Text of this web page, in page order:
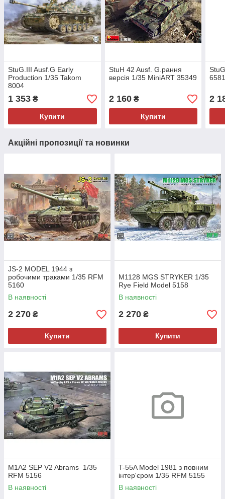
StuG.III Ausf.G Early
Production 1/35 Takom
8004
1 353 ₴
Купити
StuH 42 Ausf. G.рання
версія 1/35 MiniART 35349
2 160₴
Купити
2
Акційні пропозиції та новинки
JS-2 MODEL 1944 з
робочими траками 1/35 RFM
5160
В наявності
2 270 ₴
Купити
M1128 MGS STRYKER 1/35
Rye Field Model 5158
В наявності
2 270 ₴
Купити
M1A2 SEP V2 Abrams 1/35
RFM 5156
В наявності
T-55A Model 1981 з повним
інтер'єром 1/35 RFM 5155
В наявності